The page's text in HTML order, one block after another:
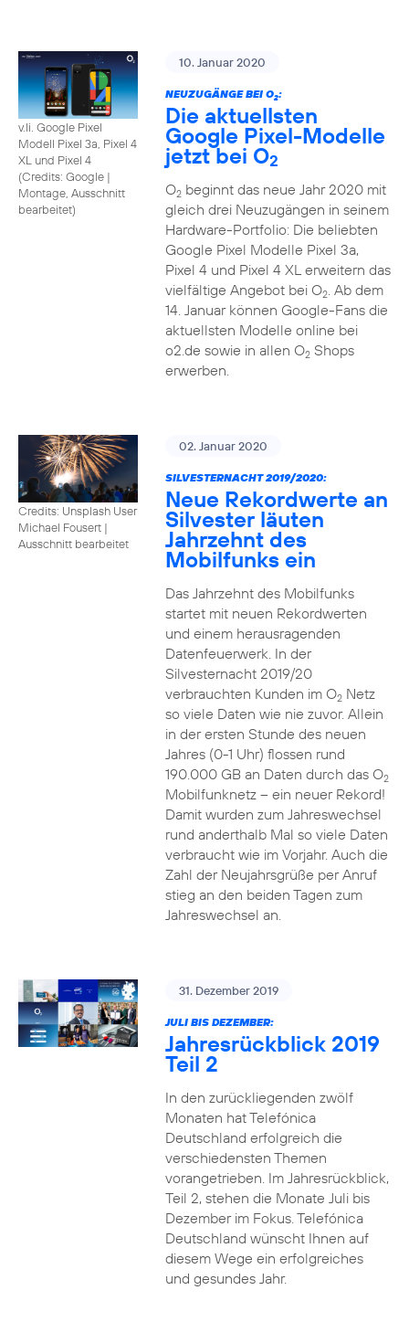
v.li. Google Pixel
Modell Pixel 3a, Pixel 4
XL und Pixel 4
(Credits: Google |
Montage, Ausschnitt
bearbeitet)
10. Januar 2020
NEUZUGÄNGE BEI O2:
Die aktuellsten
Google Pixel-Modelle
jetzt bei O2
O2beginnt das neue Jahr 2020 mit
gleich drei Neuzugängen in seinem
Hardware-Portfolio: Die beliebten
Google Pixel Modelle Pixel 3a,
Pixel 4 und Pixel 4 XL erweitern das
vielfältige Angebot bei O2. Ab dem
14. Januar können Google-Fans die
aktuellsten Modelle online bei
o2.de sowie in allen O2Shops
erwerben.
Credits: Unsplash User
Michael Fousert |
Ausschnitt bearbeitet
02. Januar 2020
SILVESTERNACHT 2019/2020:
Neue Rekordwerte an
Silvester läuten
Jahrzehnt des
Mobilfunks ein
Das Jahrzehnt des Mobilfunks
startet mit neuen Rekordwerten
und einem herausragenden
Datenfeuerwerk. In der
Silvesternacht 2019/20
verbrauchten Kunden im O2Netz
so viele Daten wie nie zuvor. Allein
in der ersten Stunde des neuen
Jahres (0-1 Uhr) flossen rund
190.000 GB an Daten durch das O2
Mobilfunknetz – ein neuer Rekord!
Damit wurden zum Jahreswechsel
rund anderthalb Mal so viele Daten
verbraucht wie im Vorjahr. Auch die
Zahl der Neujahrsgrüße per Anruf
stieg an den beiden Tagen zum
Jahreswechsel an.
31. Dezember 2019
JULI BIS DEZEMBER:
Jahresrückblick 2019
Teil 2
In den zurückliegenden zwölf
Monaten hat Telefónica
Deutschland erfolgreich die
verschiedensten Themen
vorangetrieben. Im Jahresrückblick,
Teil 2, stehen die Monate Juli bis
Dezember im Fokus. Telefónica
Deutschland wünscht Ihnen auf
diesem Wege ein erfolgreiches
und gesundes Jahr.